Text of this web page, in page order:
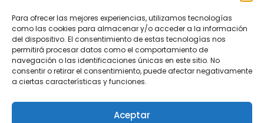
Para ofrecer las mejores experiencias, utilizamos tecnologías
como las cookies para almacenar y/o acceder a la información
del dispositivo. El consentimiento de estas tecnologías nos
permitirá procesar datos como el comportamiento de
navegación o las identificaciones únicas en este sitio. No
consentir o retirar el consentimiento, puede afectar negativamente
a ciertas características y funciones.
Aceptar
Contacto
Ateneo de Málaga
calle Compañía, nº 2.
29008 Málaga
Mail:
info@lacartamalacitana.org